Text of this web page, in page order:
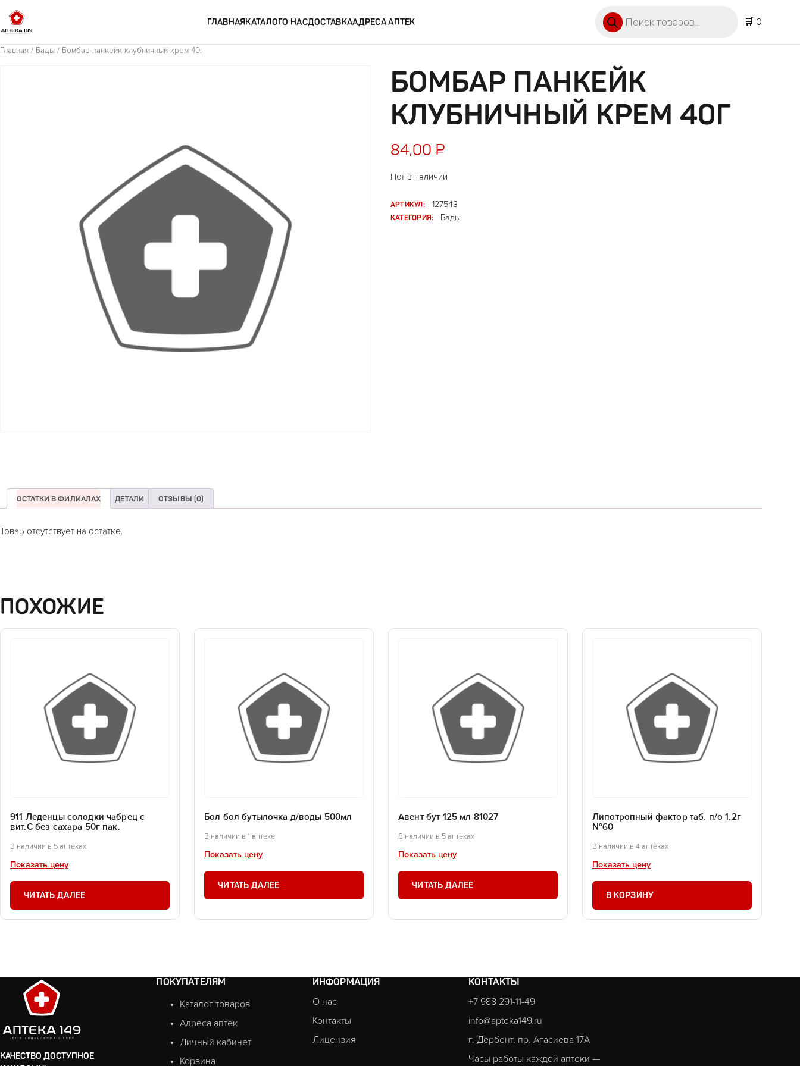
ГЛАВНАЯКАТАЛОГО НАСДОСТАВКААДРЕСА АПТЕК
🛒 0
Главная / Бады / Бомбар панкейк клубничный крем 40г
БОМБАР ПАНКЕЙК
КЛУБНИЧНЫЙ КРЕМ 40Г
84,00 ₽
Нет в наличии
АРТИКУЛ:
127543
КАТЕГОРИЯ:
Бады
ОСТАТКИ В ФИЛИАЛАХ ДЕТАЛИ ОТЗЫВЫ (0)
Товар отсутствует на остатке.
ПОХОЖИЕ
911 Леденцы солодки чабрец с
вит.С без сахара 50г пак.
В наличии в 5 аптеках
Показать цену
ЧИТАТЬ ДАЛЕЕ
Бол бол бутылочка д/воды 500мл
В наличии в 1 аптеке
Показать цену
ЧИТАТЬ ДАЛЕЕ
Авент бут 125 мл 81027
В наличии в 5 аптеках
Показать цену
ЧИТАТЬ ДАЛЕЕ
Липотропный фактор таб. п/о 1.2г
№60
В наличии в 4 аптеках
Показать цену
В КОРЗИНУ
КАЧЕСТВО ДОСТУПНОЕ
ПОКУПАТЕЛЯМ
Каталог товаров
Адреса аптек
Личный кабинет
Корзина
ИНФОРМАЦИЯ
О нас
Контакты
Лицензия
КОНТАКТЫ
+7 988 291-11-49
info@apteka149.ru
г. Дербент, пр. Агасиева 17А
Часы работы каждой аптеки —